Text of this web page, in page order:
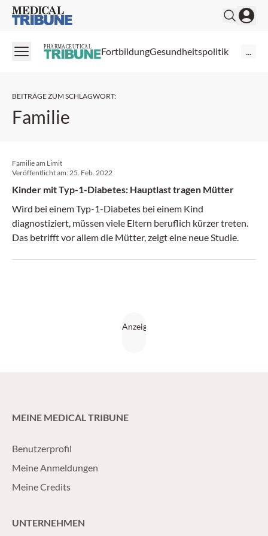
Medical Tribune
PHARMACEUTICAL FortbildungGesundheitspolitik ...
BEITRÄGE ZUM SCHLAGWORT:
Familie
Familie am Limit
Veröffentlicht am: 25. Feb. 2022
Kinder mit Typ-1-Diabetes: Hauptlast tragen Mütter
Wird bei einem Typ-1-Diabetes bei einem Kind
diagnostiziert, müssen viele Eltern beruflich kürzer treten.
Das betrifft vor allem die Mütter, zeigt eine neue Studie.
MEINE MEDICAL TRIBUNE
Benutzerprofil
Meine Anmeldungen
Meine Credits
UNTERNEHMEN